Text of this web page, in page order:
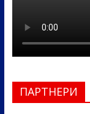
ПАРТНЕРИ